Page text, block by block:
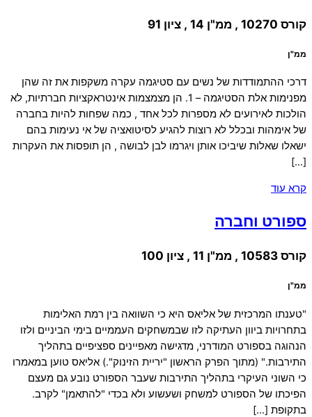
קורס 10270 , ממ"ן 14 , ציון 91
ממ"ן
דרכי ההתמודדות של נשים עם סטיגמה עקרה משקפות את זה שהן
מפנימות אלת הסטיגמה – 1. הן מצמצמות אינטראקציות חברתיות, לא
הולכות לאירועים לא מספרות לכל אחד , כמה שפחות להיות בחברה
של אימהות ובכלל לא רוצות להגיע לסיטואציה של אי נעימות בהם
ישאלו שאלות שיביכו אותן ויגרמו לבן לבושה , הן תופסות את העקרות
[…]
קרא עוד
ספורט וחברה
קורס 10583 , ממ"ן 11 , ציון 100
ממ"ן
"טענתו המרכזית של אליאס היא כי השוואה בין רמת האלימות
בתחרויות ביוון העתיקה לזו שבמשחקים העממיים בימי הביניים ולזו
הנהוגה בספורט המודרני, מדגישה מאפיינים ספציפיים בתהליך
התירבות." (מתוך הפרק הראשון "יריית הזינוק".) אליאס טוען במאמרו
כי השוני העיקרי בתהליך התירבות שעבר הספורט נובע גם מעצם
הפיכתו של הספורט למשחק ושעשוע ולא בכדי "להתאמן" לקרב.
בתקופת […]